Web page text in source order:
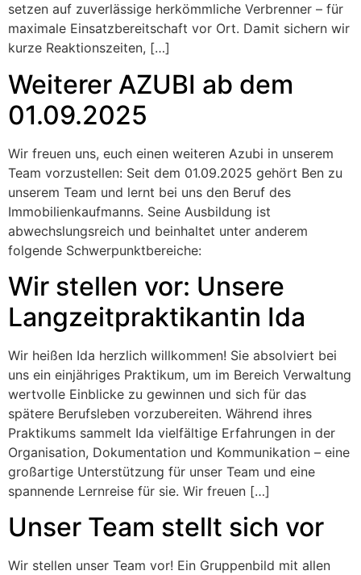
setzen auf zuverlässige herkömmliche Verbrenner – für
maximale Einsatzbereitschaft vor Ort. Damit sichern wir
kurze Reaktionszeiten, […]
Weiterer AZUBI ab dem
01.09.2025
Wir freuen uns, euch einen weiteren Azubi in unserem
Team vorzustellen: Seit dem 01.09.2025 gehört Ben zu
unserem Team und lernt bei uns den Beruf des
Immobilienkaufmanns. Seine Ausbildung ist
abwechslungsreich und beinhaltet unter anderem
folgende Schwerpunktbereiche:
Wir stellen vor: Unsere
Langzeitpraktikantin Ida
Wir heißen Ida herzlich willkommen! Sie absolviert bei
uns ein einjähriges Praktikum, um im Bereich Verwaltung
wertvolle Einblicke zu gewinnen und sich für das
spätere Berufsleben vorzubereiten. Während ihres
Praktikums sammelt Ida vielfältige Erfahrungen in der
Organisation, Dokumentation und Kommunikation – eine
großartige Unterstützung für unser Team und eine
spannende Lernreise für sie. Wir freuen […]
Unser Team stellt sich vor
Wir stellen unser Team vor! Ein Gruppenbild mit allen